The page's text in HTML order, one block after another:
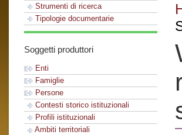
Strumenti di ricerca
Tipologie documentarie
Soggetti produttori
Enti
Famiglie
Persone
Contesti storico istituzionali
Profili istituzionali
Ambiti territoriali